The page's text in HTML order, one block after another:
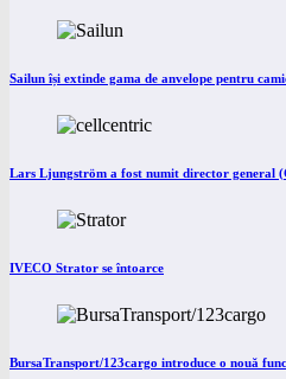
Sailun își extinde gama de anvelope pentru
Lars Ljungström a fost numit director general
IVECO Strator se întoarce
BursaTransport/123cargo introduce o nouă